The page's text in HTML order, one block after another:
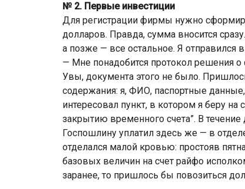
№ 2. Первые инвестиции
Для регистрации фирмы нужно
долларов. Правда, сумма вносится
а позже — все остальное. Я отправился
— Мне понадобится протокол решения
Увы, документа этого не было.
содержания: я, ФИО, паспортные
интересовал пункт, в котором я беру
закрытию временного счета”. В течение
Госпошлину уплатил здесь же — в
отделался малой кровью: простояв
базовых величин на счет райфо
заранее, то пришлось бы повозиться